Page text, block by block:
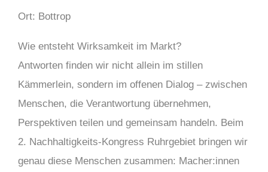
Ort: Bottrop
Wie entsteht Wirksamkeit im Markt?
Antworten finden wir nicht allein im stillen
Kämmerlein, sondern im offenen Dialog – zwischen
Menschen, die Verantwortung übernehmen,
Perspektiven teilen und gemeinsam handeln. Beim
2. Nachhaltigkeits-Kongress Ruhrgebiet bringen wir
genau diese Menschen zusammen: Macher:innen